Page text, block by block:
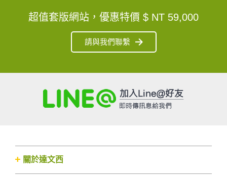
超值套版網站，優惠特價 $ NT 59,000
請與我們聯繫
關於達文西